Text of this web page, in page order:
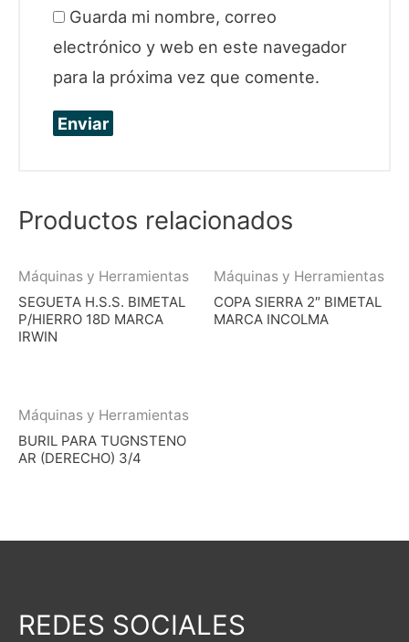
Guarda mi nombre, correo
electrónico y web en este navegador
para la próxima vez que comente.
Productos relacionados
Máquinas y Herramientas
SEGUETA H.S.S. BIMETAL
P/HIERRO 18D MARCA
IRWIN
Máquinas y Herramientas
COPA SIERRA 2″ BIMETAL
MARCA INCOLMA
Máquinas y Herramientas
BURIL PARA TUGNSTENO
AR (DERECHO) 3/4
REDES SOCIALES